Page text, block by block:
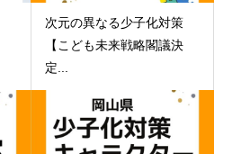
次元の異なる少子化対策
【こども未来戦略閣議決
定...